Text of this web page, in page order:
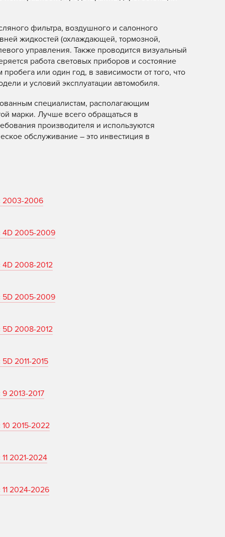
фильтра, воздушного и салонного
жидкостей (охлаждающей, тормозной,
управления. Также проводится визуальный
работа световых приборов и состояние
или один год, в зависимости от того, что
и условий эксплуатации автомобиля.
специалистам, располагающим
марки. Лучше всего обращаться в
производителя и используются
обслуживание – это инвестиция в
2003-2006
4D 2005-2009
4D 2008-2012
5D 2005-2009
5D 2008-2012
2011-2015
2013-2017
2015-2022
2021-2024
2024-2026